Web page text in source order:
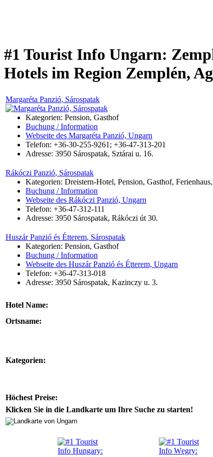
#1 Tourist Info Ungarn:
Hotels im Region Zemplén,
Margaréta Panzió, Sárospatak
Kategorien: Pension, Gasthof
Buchung / Information
Webseite des Margaréta Panzió, Ungarn
Telefon: +36-30-255-9261; +36-47-313-201
Adresse: 3950 Sárospatak, Sztárai u. 16.
Rákóczi Panzió, Sárospatak
Kategorien: Dreistern-Hotel, Pension, Gasthof,
Buchung / Information
Webseite des Rákóczi Panzió, Ungarn
Telefon: +36-47-312-111
Adresse: 3950 Sárospatak, Rákóczi út 30.
Huszár Panzió és Étterem, Sárospatak
Kategorien: Pension, Gasthof
Buchung / Information
Webseite des Huszár Panzió és Étterem, Ungarn
Telefon: +36-47-313-018
Adresse: 3950 Sárospatak, Kazinczy u. 3.
Hotel Name:
Ortsname:
Kategorien:
Höchest Preise:
Klicken Sie in die Landkarte um Ihre Suche zu starten!